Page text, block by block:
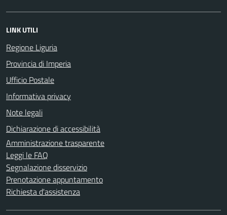
LINK UTILI
Regione Liguria
Provincia di Imperia
Ufficio Postale
Informativa privacy
Note legali
Dichiarazione di accessibilità
Amministrazione trasparente
Leggi le FAQ
Segnalazione disservizio
Prenotazione appuntamento
Richiesta d'assistenza